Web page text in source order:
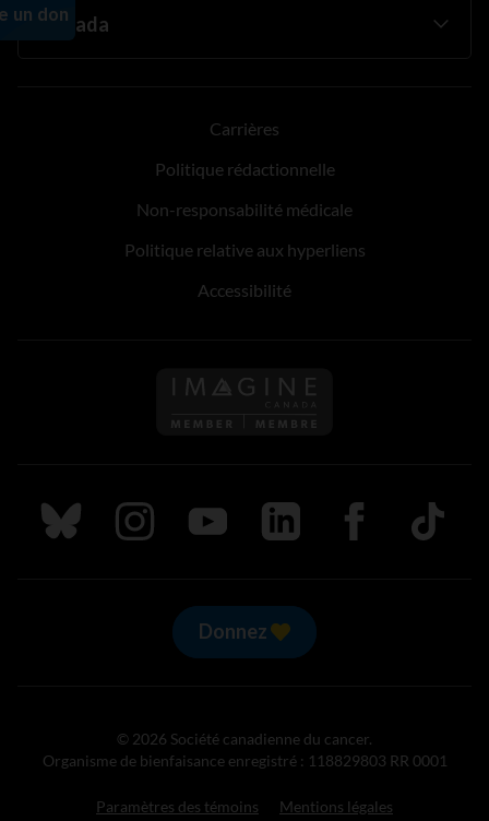
Carrières
Politique rédactionnelle
Non-responsabilité médicale
Politique relative aux hyperliens
Accessibilité
Suivez nous sur Bluesky
Suivez nous sur Instagram
Suivez nous sur Youtube
Suivez nous sur LinkedIn
Suivez nous sur
TikTok
Donnez
© 2026 Société canadienne du cancer.
Organisme de bienfaisance enregistré : 118829803 RR 0001
Paramètres des témoins Mentions légales